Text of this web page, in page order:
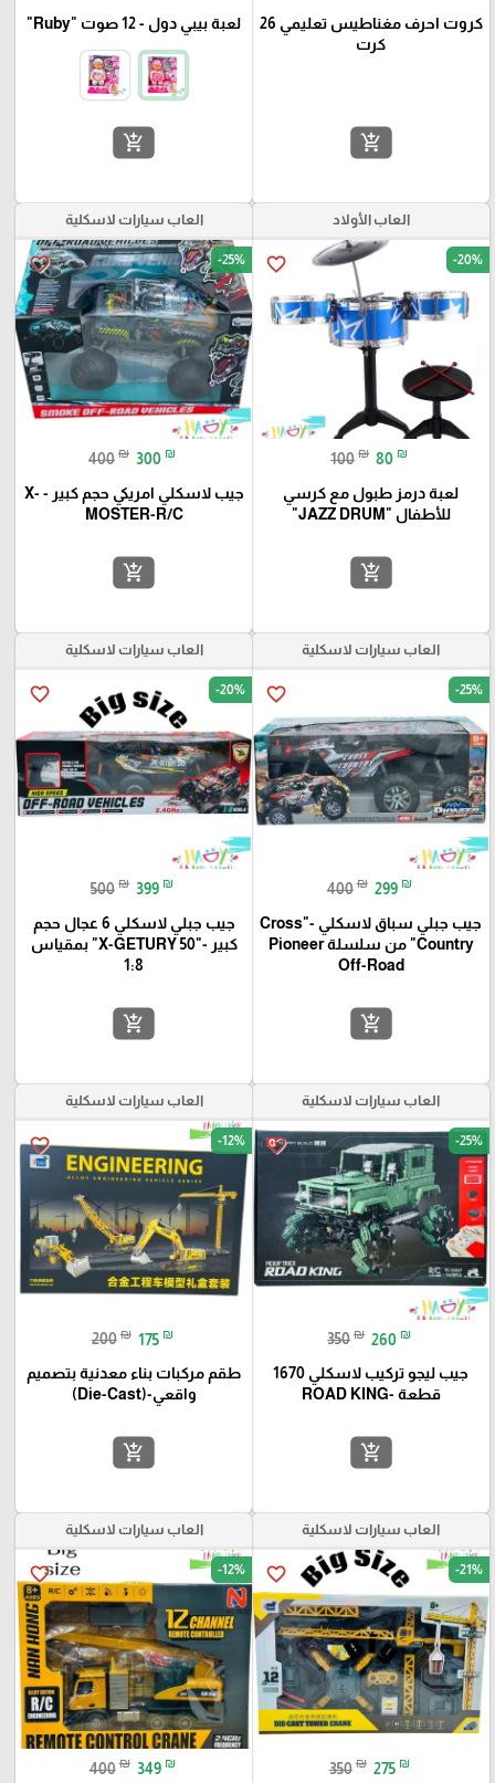
كروت احرف مغناطيس تعليمي 26
كرت
add_shopping_cart
لعبة بيبي دول - 12 صوت "Ruby"
add_shopping_cart
العاب الأولاد
favorite_border -20%
100 ₪ 80 ₪
لعبة درمز طبول مع كرسي
للأطفال "JAZZ DRUM"
add_shopping_cart
العاب سيارات لاسكلية
favorite_border -25%
400 ₪ 300 ₪
جيب لاسكلي امريكي حجم كبير - X-
MOSTER-R/C
add_shopping_cart
العاب سيارات لاسكلية
favorite_border -25%
400 ₪ 299 ₪
جيب جبلي سباق لاسكلي -"Cross
Country" من سلسلة Pioneer
Off-Road
add_shopping_cart
العاب سيارات لاسكلية
favorite_border -20%
500 ₪ 399 ₪
جيب جبلي لاسكلي 6 عجال حجم
كبير -"X-GETURY 50" بمقياس
1:8
add_shopping_cart
العاب سيارات لاسكلية
favorite_border -25%
350 ₪ 260 ₪
جيب ليجو تركيب لاسكلي 1670
قطعة -ROAD KING
add_shopping_cart
العاب سيارات لاسكلية
favorite_border -12%
200 ₪ 175 ₪
طقم مركبات بناء معدنية بتصميم
واقعي-(Die-Cast)
add_shopping_cart
العاب سيارات لاسكلية
favorite_border -21%
350 ₪ 275 ₪
العاب سيارات لاسكلية
favorite_border -12%
400 ₪ 349 ₪